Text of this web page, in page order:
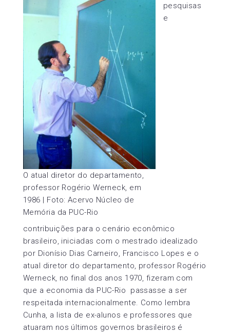
O atual diretor do departamento,
professor Rogério Werneck, em
1986 | Foto: Acervo Núcleo de
Memória da PUC-Rio
pesquisas
e
contribuições para o cenário econômico
brasileiro, iniciadas com o mestrado idealizado
por Dionísio Dias Carneiro, Francisco Lopes e o
atual diretor do departamento, professor Rogério
Werneck, no final dos anos 1970, fizeram com
que a economia da PUC-Rio passasse a ser
respeitada internacionalmente. Como lembra
Cunha, a lista de ex-alunos e professores que
atuaram nos últimos governos brasileiros é